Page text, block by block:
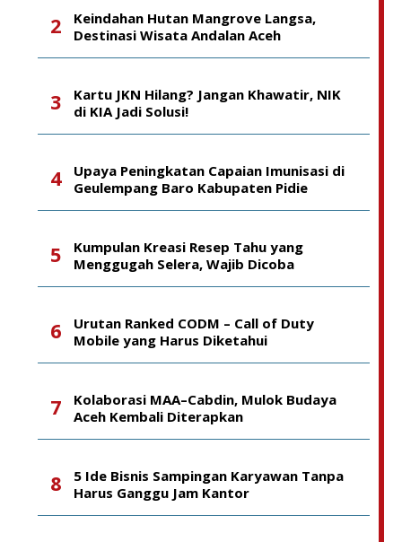
Keindahan Hutan Mangrove Langsa,
Destinasi Wisata Andalan Aceh
Kartu JKN Hilang? Jangan Khawatir, NIK
di KIA Jadi Solusi!
Upaya Peningkatan Capaian Imunisasi di
Geulempang Baro Kabupaten Pidie
Kumpulan Kreasi Resep Tahu yang
Menggugah Selera, Wajib Dicoba
Urutan Ranked CODM – Call of Duty
Mobile yang Harus Diketahui
Kolaborasi MAA–Cabdin, Mulok Budaya
Aceh Kembali Diterapkan
5 Ide Bisnis Sampingan Karyawan Tanpa
Harus Ganggu Jam Kantor